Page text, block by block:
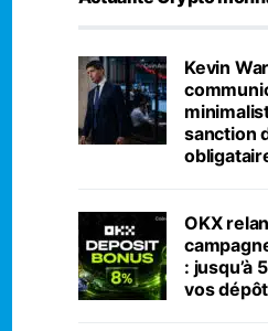
Kevin
sanction
OKX
: jusqu’à
vos